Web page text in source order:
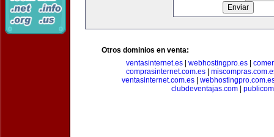
Otros dominios en venta:
ventasinternet.es
webhostingpro.es
comprasinternet.com.es|
ventasinternet.com.es|
clubdeventajas.com